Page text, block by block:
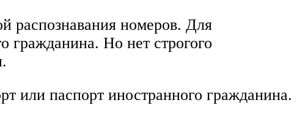
распознавания номеров. Для
гражданина. Но нет строгого
или паспорт иностранного гражданина.